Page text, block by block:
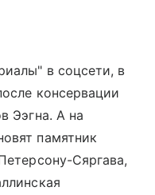
в соцсети, в
консервации
Ээгна. А на
памятник
Сяргава,